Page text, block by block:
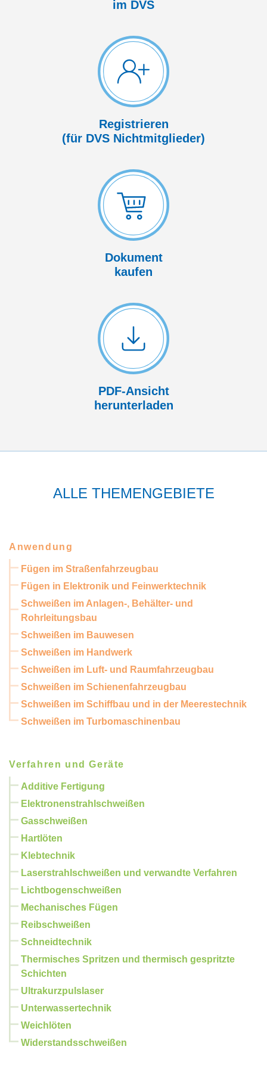
im DVS
Registrieren
(für DVS Nicht­mitglieder)
Dokument
kaufen
PDF-Ansicht
herunterladen
ALLE THEMENGEBIETE
Anwendung
Fügen im Straßenfahrzeugbau
Fügen in Elektronik und Feinwerktechnik
Schweißen im Anlagen-, Behälter- und
Rohrleitungsbau
Schweißen im Bauwesen
Schweißen im Handwerk
Schweißen im Luft- und Raumfahrzeugbau
Schweißen im Schienenfahrzeugbau
Schweißen im Schiffbau und in der Meerestechnik
Schweißen im Turbomaschinenbau
Verfahren und Geräte
Additive Fertigung
Elektronenstrahlschweißen
Gasschweißen
Hartlöten
Klebtechnik
Laserstrahlschweißen und verwandte Verfahren
Lichtbogenschweißen
Mechanisches Fügen
Reibschweißen
Schneidtechnik
Thermisches Spritzen und thermisch gespritzte
Schichten
Ultrakurzpulslaser
Unterwassertechnik
Weichlöten
Widerstandsschweißen